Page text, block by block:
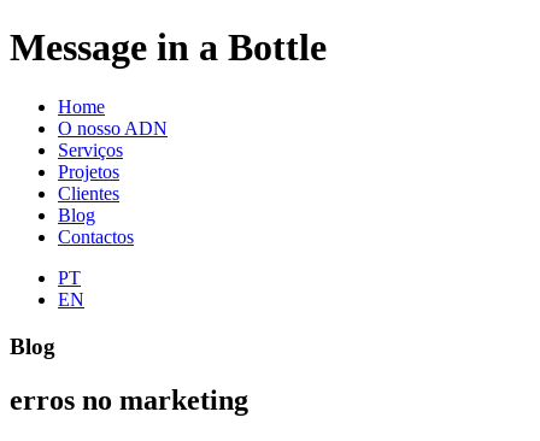
Message in a Bottle
Home
O nosso ADN
Serviços
Projetos
Clientes
Blog
Contactos
PT
EN
Blog
erros no marketing